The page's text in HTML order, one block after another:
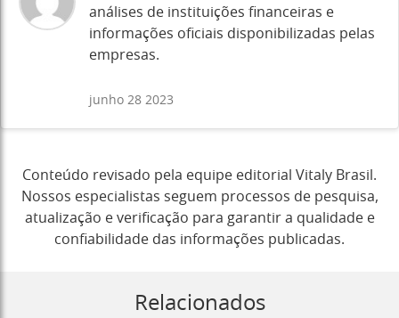
análises de instituições financeiras e
informações oficiais disponibilizadas pelas
empresas.
junho 28 2023
Conteúdo revisado pela equipe editorial Vitaly Brasil.
Nossos especialistas seguem processos de pesquisa,
atualização e verificação para garantir a qualidade e
confiabilidade das informações publicadas.
Relacionados